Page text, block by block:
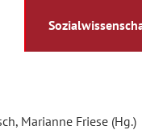
Marianne Friese (Hg.)